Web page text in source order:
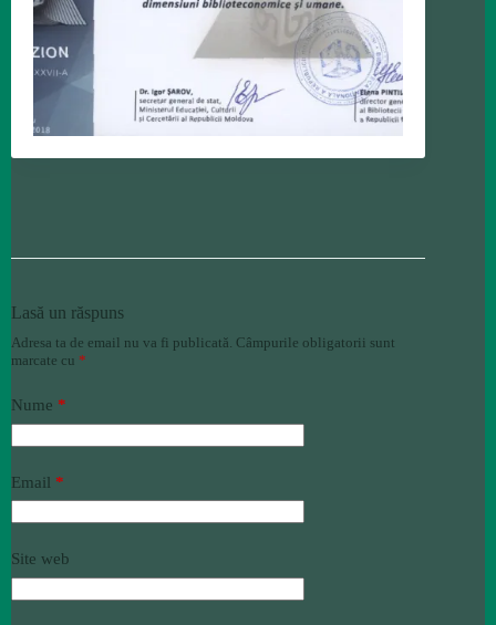
Lasă un răspuns
Adresa ta de email nu va fi publicată. Câmpurile obligatorii sunt
marcate cu *
Nume *
Email *
Site web